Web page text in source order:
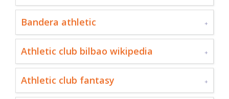
Bandera athletic
Athletic club bilbao wikipedia
Athletic club fantasy